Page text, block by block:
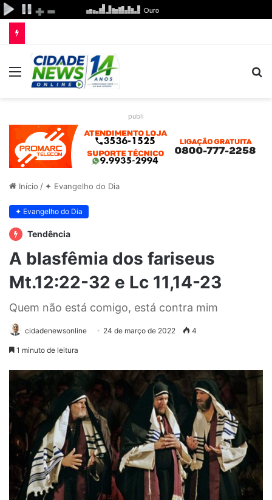
Menu
publi
Início / ✦ Evangelho do Dia
✦ Evangelho do Dia
Tendência
A blasfêmia dos fariseus
Mt.12:22-32 e Lc 11,14-23
Quem não está comigo, está contra mim
cidadenewsonline 24 de março de 2022 4
1 minuto de leitura